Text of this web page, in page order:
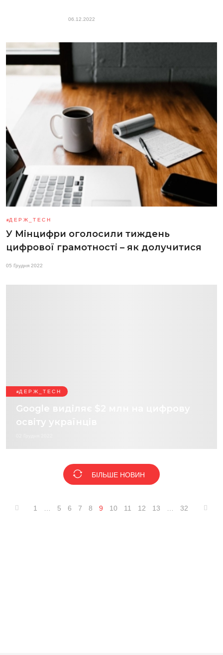
06.12.2022
ДЕРЖ_TECH
У Мінцифри оголосили тиждень
цифрової грамотності – як долучитися
05 Грудня 2022
ДЕРЖ_TECH
Google виділяє $2 млн на цифрову
освіту українців
БІЛЬШЕ НОВИН
1 5 6 7 8 9 10 11 12 13 32